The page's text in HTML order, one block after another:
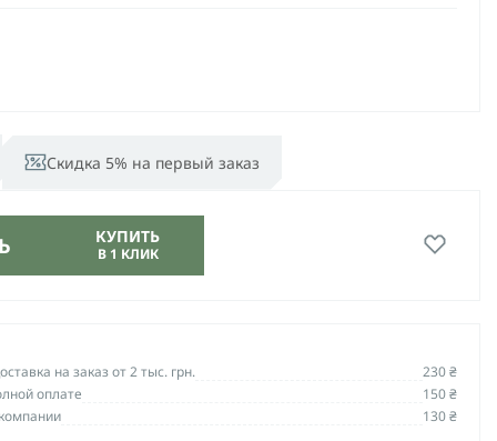
Скидка 5% на первый заказ
КУПИТЬ
В 1 КЛИК
на заказ от 2 тыс. грн. 230 ₴
оплате 150 ₴
130 ₴